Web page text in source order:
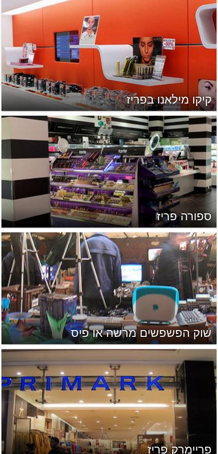
קיקו מילאנו בפריז
ספורה פריז
שוק הפשפשים מרשה או פיס
פריימרק פריז